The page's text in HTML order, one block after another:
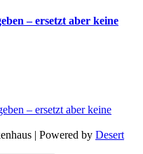
– ersetzt aber keine
| Powered by Desert